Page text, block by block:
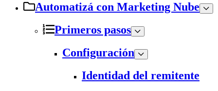
Automatizá con Marketing Nube
Primeros pasos
Configuración
Identidad del remitente